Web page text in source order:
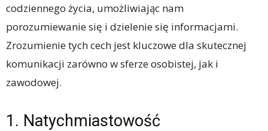
codziennego życia, umożliwiając nam
porozumiewanie się i dzielenie się informacjami.
Zrozumienie tych cech jest kluczowe dla skutecznej
komunikacji zarówno w sferze osobistej, jak i
zawodowej.
1. Natychmiastowość